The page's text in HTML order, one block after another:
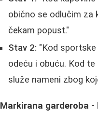
obično se odlučim za
čekam popust."
Stav 2: "Kod
odeću i obuću. Kod
služe nameni zbog
Markirana garderoba